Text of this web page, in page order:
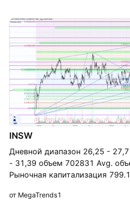
INSW
Дневной диапазон 26,25 -
- 31,39 объем 702831 Avg.
Рыночная капитализация
/ A EPS (TTM) -0,03 Дата
от MegaTrends1